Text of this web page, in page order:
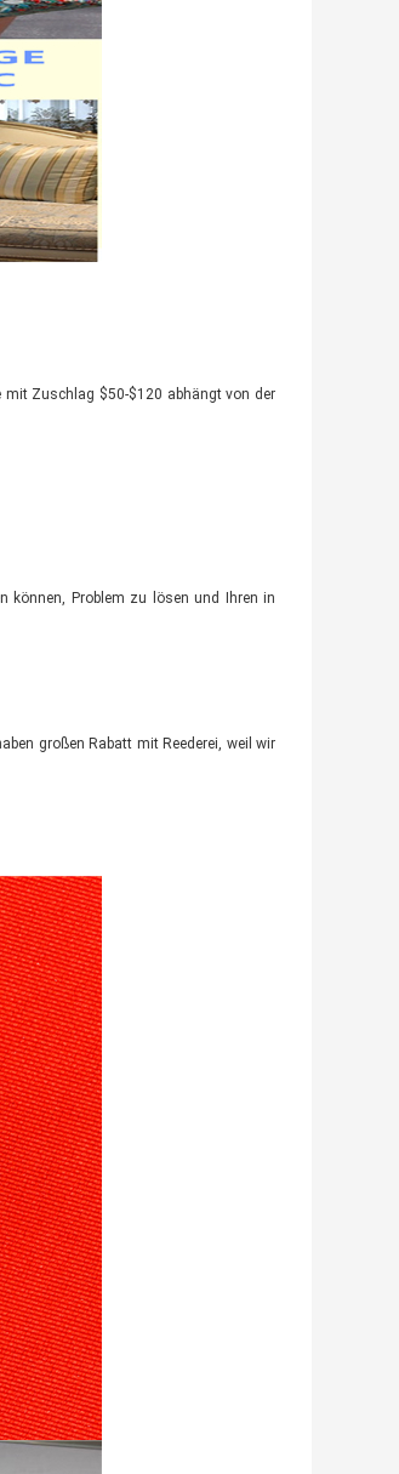
mit Zuschlag $50-$120 abhängt von der
können, Problem zu lösen und Ihren in
großen Rabatt mit Reederei, weil wir